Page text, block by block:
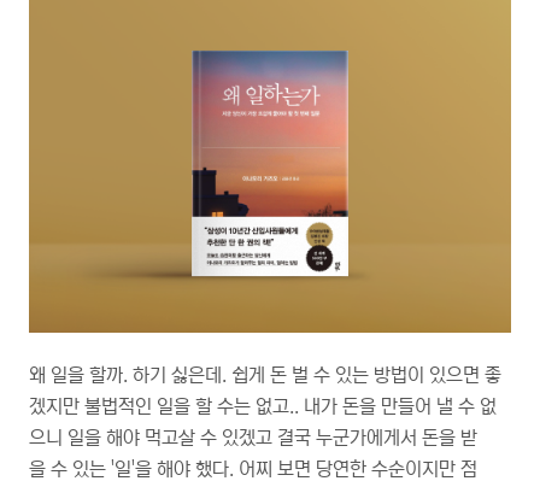
왜 일을 할까. 하기 싫은데. 쉽게 돈 벌 수 있는 방법이 있으면 좋
겠지만 불법적인 일을 할 수는 없고.. 내가 돈을 만들어 낼 수 없
으니 일을 해야 먹고살 수 있겠고 결국 누군가에게서 돈을 받
을 수 있는 '일'을 해야 했다. 어찌 보면 당연한 수순이지만 점